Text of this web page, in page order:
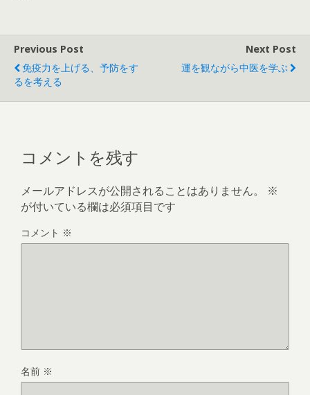
Previous Post
免疫力を上げる、予防をす
るを考える
Next Post
運を観ながら中医を学ぶ
コメントを残す
メールアドレスが公開されることはありません。
※
が付いている欄は必須項目です
コメント ※
名前 ※